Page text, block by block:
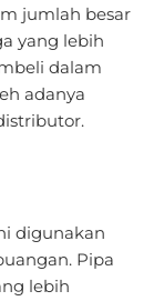
jumlah besar
yang lebih
dalam
adanya
digunakan
Pipa
lebih